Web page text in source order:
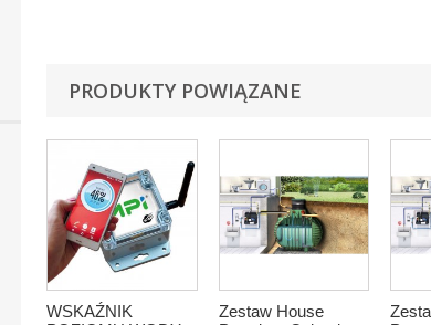
PRODUKTY POWIĄZANE
WSKAŹNIK
Zestaw House